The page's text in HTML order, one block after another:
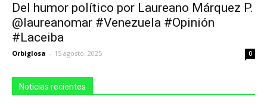
Del humor político por Laureano Márquez P.
@laureanomar #Venezuela #Opinión
#Laceiba
Orbiglosa - 15 agosto, 2025 0
Noticias recientes